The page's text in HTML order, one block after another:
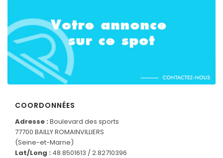
COORDONNÉES
Adresse : Boulevard des sports
77700 BAILLY ROMAINVILLIERS
(Seine-et-Marne)
Lat/Long : 48.8501613 / 2.82710396